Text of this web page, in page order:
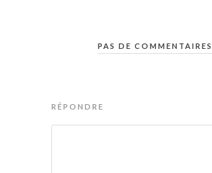
PAS DE COMMENTAIRES
RÉPONDRE